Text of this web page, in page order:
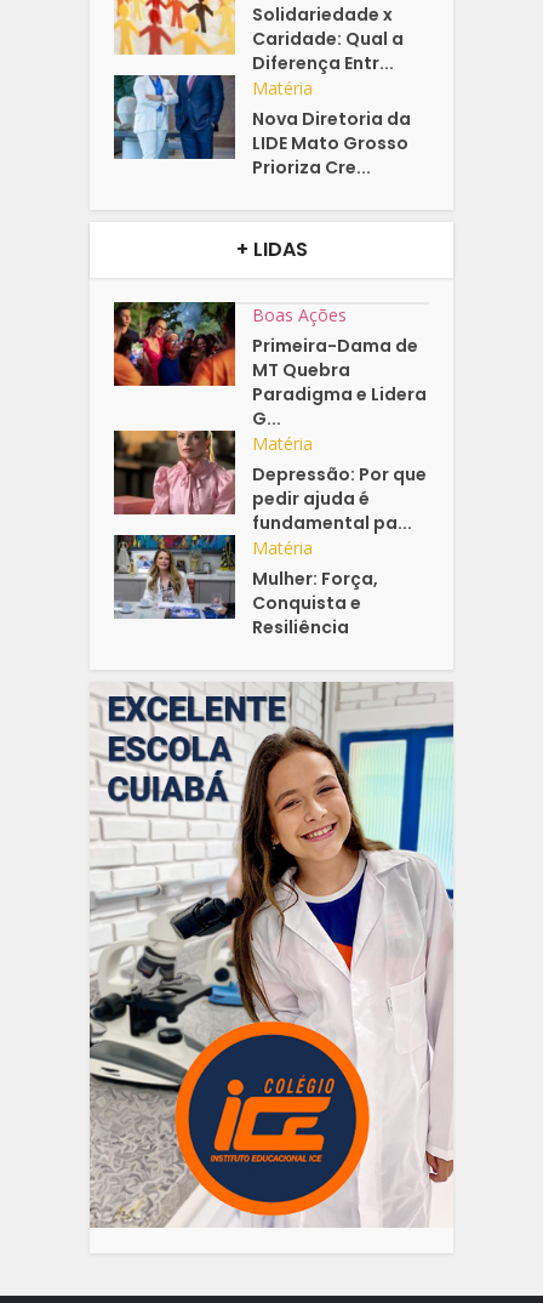
Solidariedade x
Caridade: Qual a
Diferença Entr...
Matéria
Nova Diretoria da
LIDE Mato Grosso
Prioriza Cre...
+ LIDAS
Boas Ações
Primeira-Dama de
MT Quebra
Paradigma e Lidera
G...
Matéria
Depressão: Por que
pedir ajuda é
fundamental pa...
Matéria
Mulher: Força,
Conquista e
Resiliência